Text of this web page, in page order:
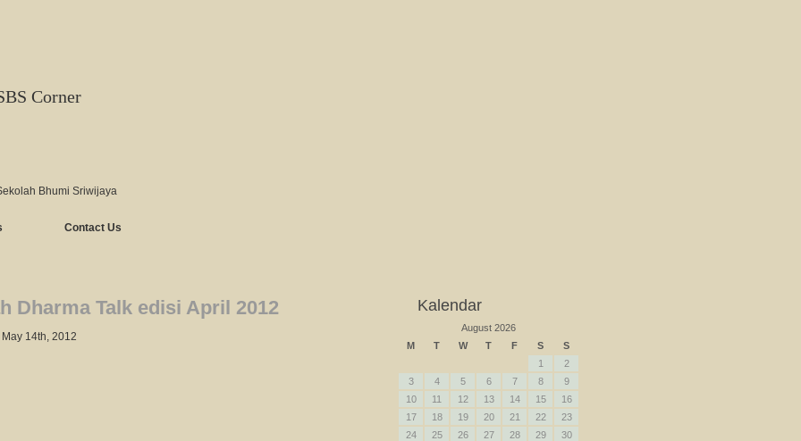
Corner
Bhumi Sriwijaya
Contact Us
Dharma Talk edisi April 2012
14th, 2012
Kalendar
August 2026
M
T W T F S S
1
2
3
4 5 6 7 8
9
10
11 12 13 14 15
16
17
18 19 20 21 22
23
24
25 26 27 28 29
30